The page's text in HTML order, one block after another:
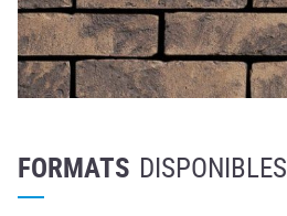
FORMATS DISPONIBLES